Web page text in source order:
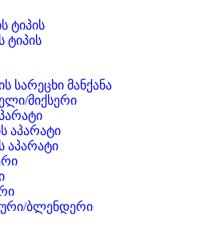
ტიპის
ტიპის
სარეცხი მანქანა
მიქსერი
აპარატი
აპარატი
ბლენდერი